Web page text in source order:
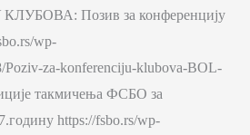
Позив за конференцију
wp-
Poziv-za-konferenciju-klubova-BOL-
такмичења ФСБО за
https://fsbo.rs/wp-